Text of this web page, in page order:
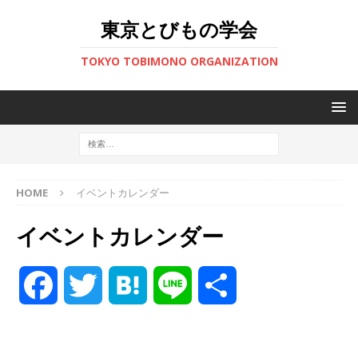
東京とびもの学会
TOKYO TOBIMONO ORGANIZATION
HOME イベントカレンダー
イベントカレンダー